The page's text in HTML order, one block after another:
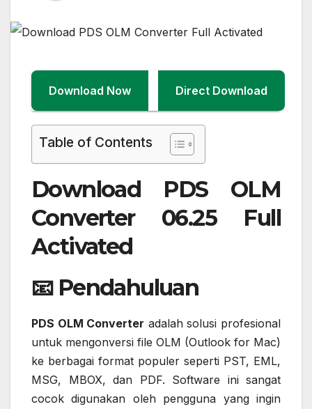
Download Now Direct Download
Table of Contents
Download PDS OLM
Converter 06.25 Full
Activated
📧 Pendahuluan
PDS OLM Converter adalah solusi profesional
untuk mengonversi file OLM (Outlook for Mac)
ke berbagai format populer seperti PST, EML,
MSG, MBOX, dan PDF. Software ini sangat
cocok digunakan oleh pengguna yang ingin